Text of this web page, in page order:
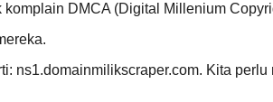
DMCA (Digital Millenium
ns1.domainmilikscraper.com. Kita